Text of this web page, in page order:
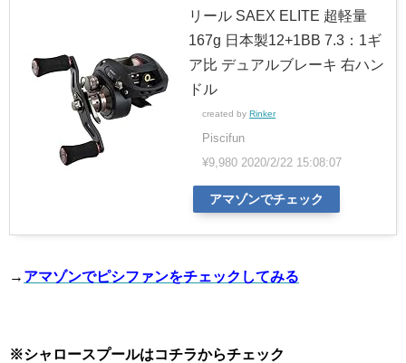
リール SAEX ELITE 超軽量
167g 日本製12+1BB 7.3：1ギ
ア比 デュアルブレーキ 右ハン
ドル
created by Rinker
Piscifun
¥9,980 2020/2/22 15:08:07
アマゾンでチェック
→ アマゾンでピシファンをチェックしてみる
※シャロースプールはコチラからチェック